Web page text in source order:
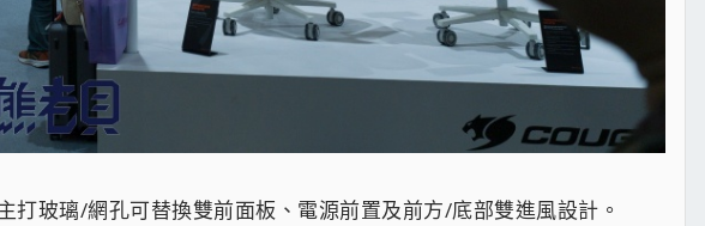
玻璃/網孔可替換雙前面板、電源前置及前方/底部雙進風設計。